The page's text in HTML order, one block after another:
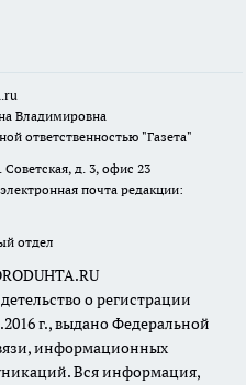
Владимировна
ответственностью "Газета"
Советская, д. 3, офис 23
почта редакции:
отдел
о регистрации
г., выдано Федеральной
информационных
Вся информация,